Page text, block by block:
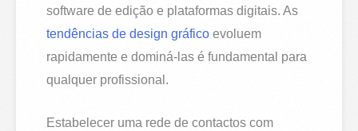
software de edição e plataformas digitais. As
tendências de design gráfico evoluem
rapidamente e dominá-las é fundamental para
qualquer profissional.
Estabelecer uma rede de contactos com